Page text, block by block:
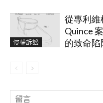
侵權訴訟
從專利維
Quince
的致命陷